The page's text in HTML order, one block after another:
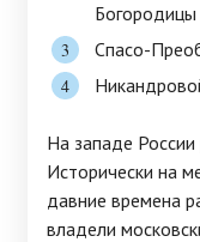
Богородицы
Спасо-
На западе
Исторически на
давние времена
владели